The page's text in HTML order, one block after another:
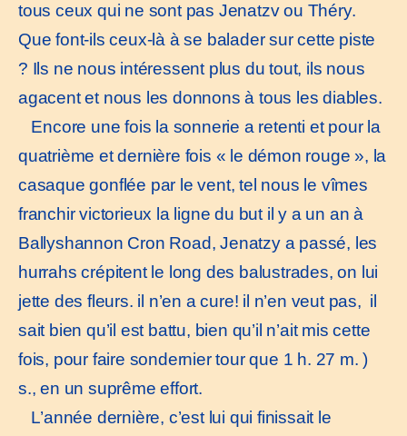
tous ceux qui ne sont pas Jenatzv ou Théry.
Que font-ils ceux-là à se balader sur cette piste
? Ils ne nous intéressent plus du tout, ils nous
agacent et nous les donnons à tous les diables.
Encore une fois la sonnerie a retenti et pour la
quatrième et dernière fois « le démon rouge », la
casaque gonflée par le vent, tel nous le vîmes
franchir victorieux la ligne du but il y a un an à
Ballyshannon Cron Road, Jenatzy a passé, les
hurrahs crépitent le long des balustrades, on lui
jette des fleurs. il n’en a cure! il n’en veut pas, il
sait bien qu’il est battu, bien qu’il n’ait mis cette
fois, pour faire sondernier tour que 1 h. 27 m. )
s., en un suprême effort.
L’année dernière, c’est lui qui finissait le